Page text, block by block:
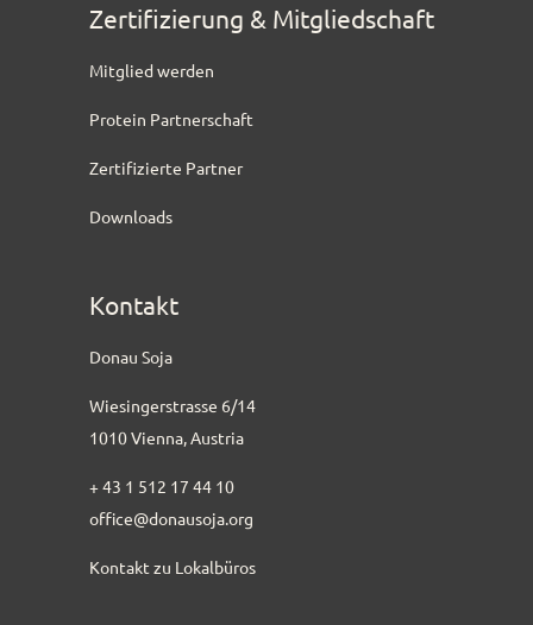
Zertifizierung & Mitgliedschaft
Mitglied werden
Protein Partnerschaft
Zertifizierte Partner
Downloads
Kontakt
Donau Soja
Wiesingerstrasse 6/14
1010 Vienna, Austria
+ 43 1 512 17 44 10
office@donausoja.org
Kontakt zu Lokalbüros